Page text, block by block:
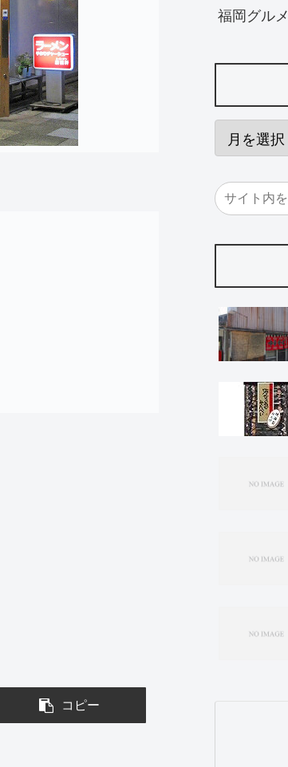
コピー
福岡グルメ